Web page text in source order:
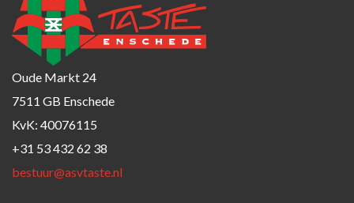
Oude Markt 24
7511 GB Enschede
KvK: 40076115
+31 53 432 62 38
bestuur@asvtaste.nl